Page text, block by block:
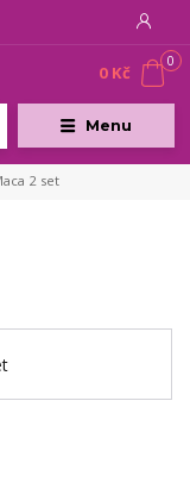
Menu
0
0 Kč
2 set